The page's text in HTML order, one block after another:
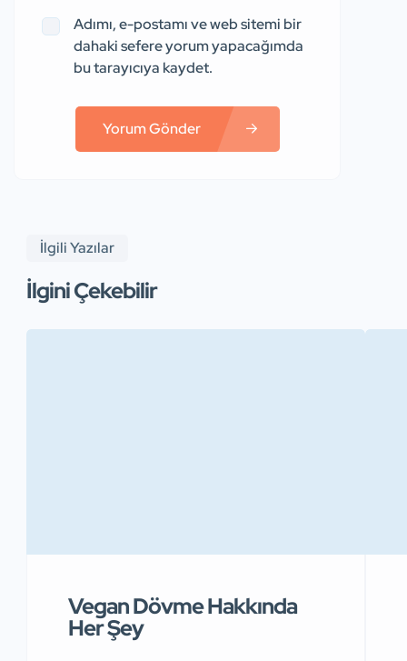
Adımı, e-postamı ve web sitemi bir
dahaki sefere yorum yapacağımda
bu tarayıcıya kaydet.
Yorum Gönder
İlgili Yazılar
İlgini Çekebilir
Vegan Dövme Hakkında
Her Şey